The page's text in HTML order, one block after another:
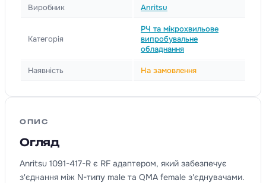
Виробник Anritsu
Категорія
РЧ та мікрохвильове
випробувальне
обладнання
Наявність На замовлення
ОПИС
Огляд
Anritsu 1091-417-R є RF адаптером, який забезпечує
з'єднання між N-типу male та QMA female з'єднувачами.